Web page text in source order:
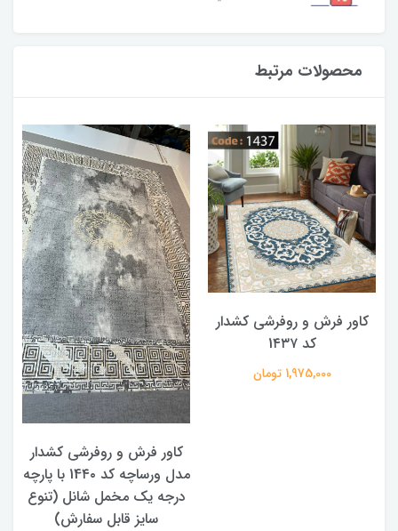
محصولات مرتبط
کاور فرش و روفرشی کشدار
کد 1۴۳۷
1,975,000 تومان
کاور فرش و روفرشی کشدار
مدل ورساچه کد 14۴۰ با پارچه
درجه یک مخمل شانل (تنوع
سایز قابل سفارش)